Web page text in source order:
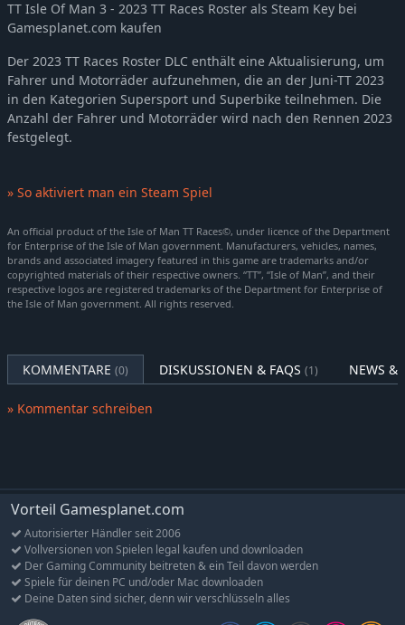
TT Isle Of Man 3 - 2023 TT Races Roster als Steam Key bei
Gamesplanet.com kaufen
Der 2023 TT Races Roster DLC enthält eine Aktualisierung, um
Fahrer und Motorräder aufzunehmen, die an der Juni-TT 2023
in den Kategorien Supersport und Superbike teilnehmen. Die
Anzahl der Fahrer und Motorräder wird nach den Rennen 2023
festgelegt.
» So aktiviert man ein Steam Spiel
An official product of the Isle of Man TT Races©, under licence of the Department
for Enterprise of the Isle of Man government. Manufacturers, vehicles, names,
brands and associated imagery featured in this game are trademarks and/or
copyrighted materials of their respective owners. “TT”, “Isle of Man”, and their
respective logos are registered trademarks of the Department for Enterprise of
the Isle of Man government. All rights reserved.
KOMMENTARE (0) DISKUSSIONEN & FAQS (1) NEWS &
» Kommentar schreiben
Vorteil Gamesplanet.com
Autorisierter Händler seit 2006
Vollversionen von Spielen legal kaufen und downloaden
Der Gaming Community beitreten & ein Teil davon werden
Spiele für deinen PC und/oder Mac downloaden
Deine Daten sind sicher, denn wir verschlüsseln alles